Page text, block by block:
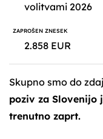
volitvami 2026
2.858 EUR
Skupno smo do
poziv za Slovenijo
trenutno zaprt.